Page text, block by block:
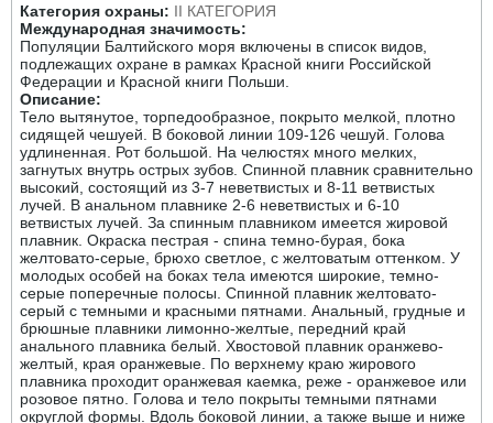
Категория охраны: II КАТЕГОРИЯ
Международная значимость:
Популяции Балтийского моря включены в список видов,
подлежащих охране в рамках Красной книги Российской
Федерации и Красной книги Польши.
Описание:
Тело вытянутое, торпедообразное, покрыто мелкой, плотно
сидящей чешуей. В боковой линии 109-126 чешуй. Голова
удлиненная. Рот большой. На челюстях много мелких,
загнутых внутрь острых зубов. Спинной плавник сравнительно
высокий, состоящий из 3-7 неветвистых и 8-11 ветвистых
лучей. В анальном плавнике 2-6 неветвистых и 6-10
ветвистых лучей. За спинным плавником имеется жировой
плавник. Окраска пестрая - спина темно-бурая, бока
желтовато-серые, брюхо светлое, с желтоватым оттенком. У
молодых особей на боках тела имеются широкие, темно-
серые поперечные полосы. Спинной плавник желтовато-
серый с темными и красными пятнами. Анальный, грудные и
брюшные плавники лимонно-желтые, передний край
анального плавника белый. Хвостовой плавник оранжево-
желтый, края оранжевые. По верхнему краю жирового
плавника проходит оранжевая каемка, реже - оранжевое или
розовое пятно. Голова и тело покрыты темными пятнами
округлой формы. Вдоль боковой линии, а также выше и ниже